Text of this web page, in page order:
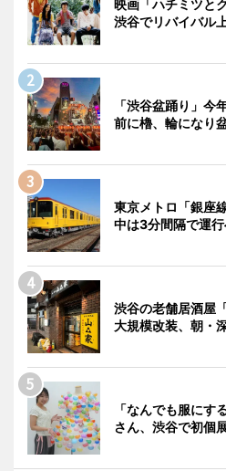
映画「ハチミツと
渋谷でリバイバル
「渋谷盆踊り」
前に櫓、輪になり
東京メトロ「銀座
中は3分間隔で運
渋谷の老舗居酒屋
大規模改装、朝・
「なんでも服にす
さん、渋谷で初個